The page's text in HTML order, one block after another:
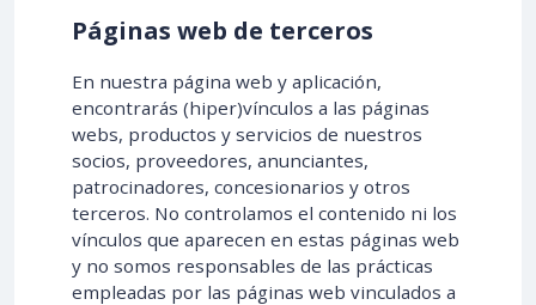
Páginas web de terceros
En nuestra página web y aplicación,
encontrarás (hiper)vínculos a las páginas
webs, productos y servicios de nuestros
socios, proveedores, anunciantes,
patrocinadores, concesionarios y otros
terceros. No controlamos el contenido ni los
vínculos que aparecen en estas páginas web
y no somos responsables de las prácticas
empleadas por las páginas web vinculados a